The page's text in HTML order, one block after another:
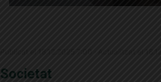
Societat